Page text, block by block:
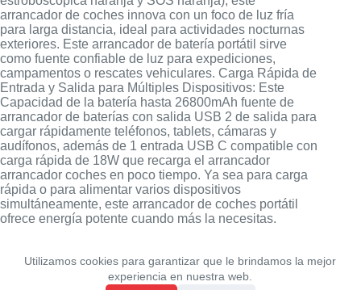
Utilizamos cookies para garantizar que le brindamos la mejor
experiencia en nuestra web.
arrancador de coches innova con un foco de luz fría
para larga distancia, ideal para actividades nocturnas
exteriores. Este arrancador de batería portátil sirve
como fuente confiable de luz para expediciones,
campamentos o rescates vehiculares. Carga Rápida de
Entrada y Salida para Múltiples Dispositivos: Este
Capacidad de la batería hasta 26800mAh fuente de
arrancador de baterías con salida USB 2 de salida para
cargar rápidamente teléfonos, tablets, cámaras y
audífonos, además de 1 entrada USB C compatible con
carga rápida de 18W que recarga el arrancador
arrancador coches en poco tiempo. Ya sea para carga
rápida o para alimentar varios dispositivos
simultáneamente, este arrancador de coches portátil
ofrece energía potente cuando más la necesitas.